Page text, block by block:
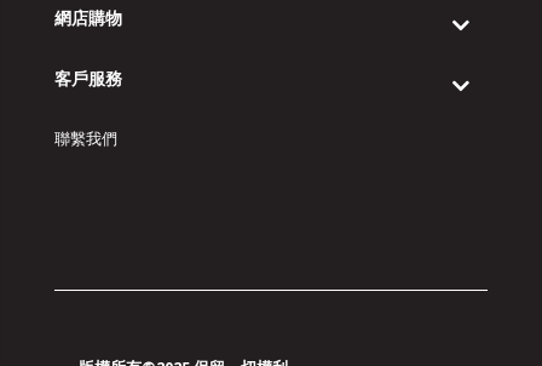
網店購物
客戶服務
聯繫我們